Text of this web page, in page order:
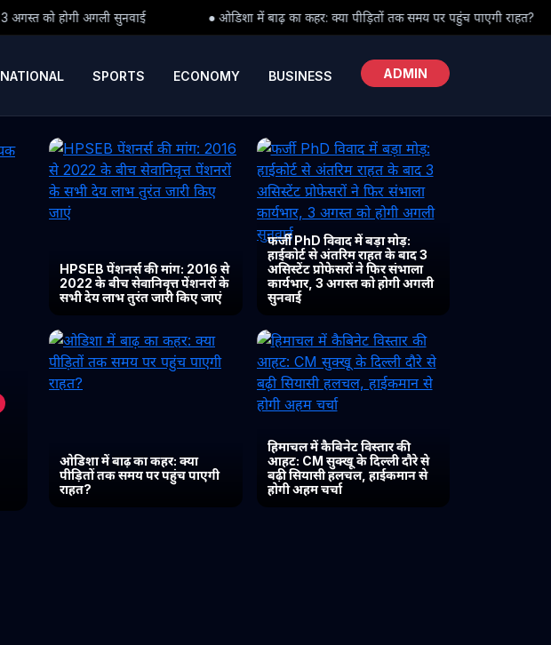
● ओडिशा में बाढ़ का कहर: क्या पीड़ितों तक समय पर पहुंच पाएगी राहत? ● हिमाचल में कैबिनेट
NATIONAL SPORTS ECONOMY BUSINESS ADMIN
HPSEB पेंशनर्स की मांग: 2016 से
2022 के बीच सेवानिवृत्त पेंशनरों के
सभी देय लाभ तुरंत जारी किए जाएं
फर्जी PhD विवाद में बड़ा मोड़:
हाईकोर्ट से अंतरिम राहत के बाद 3
असिस्टेंट प्रोफेसरों ने फिर संभाला
कार्यभार, 3 अगस्त को होगी अगली
सुनवाई
ओडिशा में बाढ़ का कहर: क्या
पीड़ितों तक समय पर पहुंच पाएगी
राहत?
हिमाचल में कैबिनेट विस्तार की
आहट: CM सुक्खू के दिल्ली दौरे से
बढ़ी सियासी हलचल, हाईकमान से
होगी अहम चर्चा